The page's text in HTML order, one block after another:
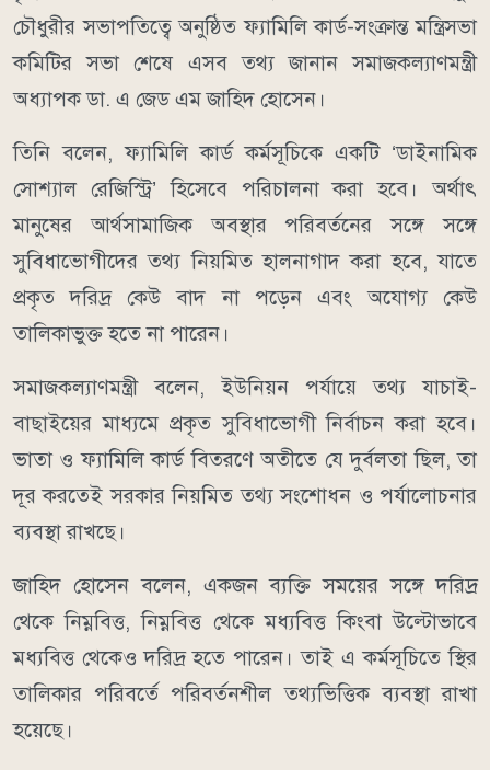
চৌধুরীর সভাপতিত্বে অনুষ্ঠিত ফ্যামিলি কার্ড-সংক্রান্ত মন্ত্রিসভা
কমিটির সভা শেষে এসব তথ্য জানান সমাজকল্যাণমন্ত্রী
অধ্যাপক ডা. এ জেড এম জাহিদ হোসেন।
তিনি বলেন, ফ্যামিলি কার্ড কর্মসূচিকে একটি ‘ডাইনামিক
সোশ্যাল রেজিস্ট্রি’ হিসেবে পরিচালনা করা হবে। অর্থাৎ
মানুষের আর্থসামাজিক অবস্থার পরিবর্তনের সঙ্গে সঙ্গে
সুবিধাভোগীদের তথ্য নিয়মিত হালনাগাদ করা হবে, যাতে
প্রকৃত দরিদ্র কেউ বাদ না পড়েন এবং অযোগ্য কেউ
তালিকাভুক্ত হতে না পারেন।
সমাজকল্যাণমন্ত্রী বলেন, ইউনিয়ন পর্যায়ে তথ্য যাচাই-
বাছাইয়ের মাধ্যমে প্রকৃত সুবিধাভোগী নির্বাচন করা হবে।
ভাতা ও ফ্যামিলি কার্ড বিতরণে অতীতে যে দুর্বলতা ছিল, তা
দূর করতেই সরকার নিয়মিত তথ্য সংশোধন ও পর্যালোচনার
ব্যবস্থা রাখছে।
জাহিদ হোসেন বলেন, একজন ব্যক্তি সময়ের সঙ্গে দরিদ্র
থেকে নিম্নবিত্ত, নিম্নবিত্ত থেকে মধ্যবিত্ত কিংবা উল্টোভাবে
মধ্যবিত্ত থেকেও দরিদ্র হতে পারেন। তাই এ কর্মসূচিতে স্থির
তালিকার পরিবর্তে পরিবর্তনশীল তথ্যভিত্তিক ব্যবস্থা রাখা
হয়েছে।